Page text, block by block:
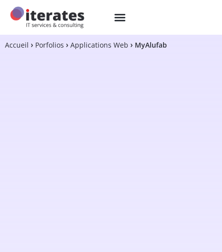
Accueil Porfolios Applications Web MyAlufab